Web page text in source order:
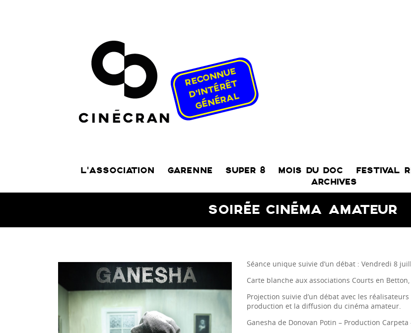
L’ASSOCIATION GARENNE SUPER 8 MOIS DU DOC FESTIVAL
ARCHIVES
SOIRÉE CINÉMA AMATEUR
Séance unique suivie d’un débat : Vendredi 8
Carte blanche aux associations Courts en Betton,
Projection suivie d’un débat avec les
production et la diffusion du cinéma amateur.
Ganesha de Donovan Potin – Production Carpeta